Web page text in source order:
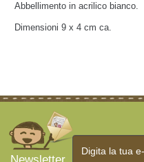
Abbellimento in acrilico bianco.
Dimensioni 9 x 4 cm ca.